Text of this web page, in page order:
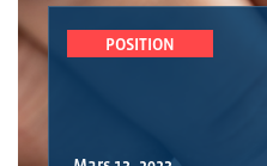
POSITION